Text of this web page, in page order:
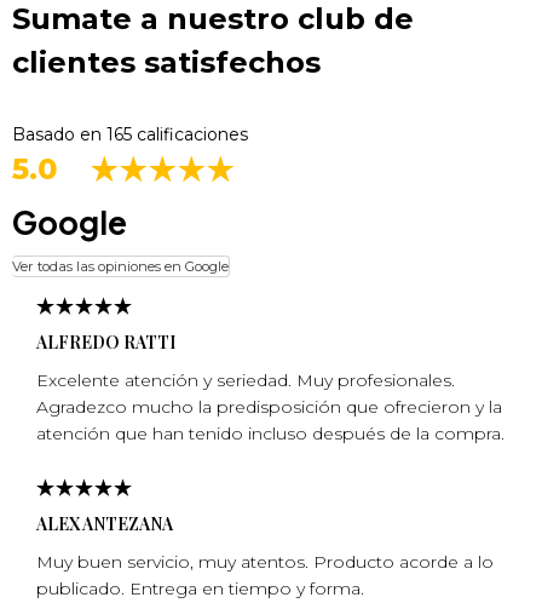
Sumate a nuestro club de
clientes satisfechos
Basado en 165 calificaciones
5.0
Google
Ver todas las opiniones en Google
ALFREDO RATTI
Excelente atención y seriedad. Muy profesionales.
Agradezco mucho la predisposición que ofrecieron y la
atención que han tenido incluso después de la compra.
ALEX ANTEZANA
Muy buen servicio, muy atentos. Producto acorde a lo
publicado. Entrega en tiempo y forma.